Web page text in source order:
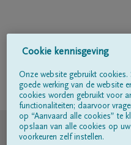
Volg ons op
©
Cookie kennisgeving
Onze website gebruikt
goede werking van de website
cookies worden gebruikt voor
functionaliteiten; daarvoor
op “Aanvaard alle cookies” te
opslaan van alle cookies op
voorkeuren zelf instellen.